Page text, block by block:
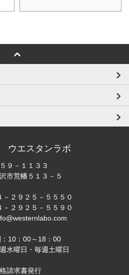
ウエスタンラボ
９－１１３３
市荒幡５１３－５
－２９２５－５５５０
－２９２５－５５９０
10：00～18：00
水曜日・毎週土曜日
請求書発行